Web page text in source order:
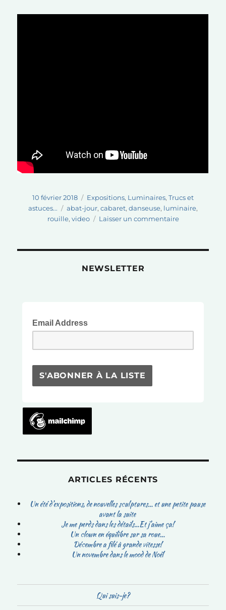
Publié
le
10 février 2018 Catégories
Expositions, Luminaires, Trucs et
astuces...
Étiquettes
abat-jour, cabaret, danseuse, luminaire,
rouille, video Laisser un commentairesur
et
NEWSLETTER
Email Address
ARTICLES RÉCENTS
Un été d’expositions, de nouvelles sculptures… et une petite pause
avant la suite
Je me perds dans les détails…Et j’aime ça!
Un clown en équilibre sur sa roue…
Décembre a filé à grande vitesse!
Un novembre dans le mood de Noël
Qui suis-je?